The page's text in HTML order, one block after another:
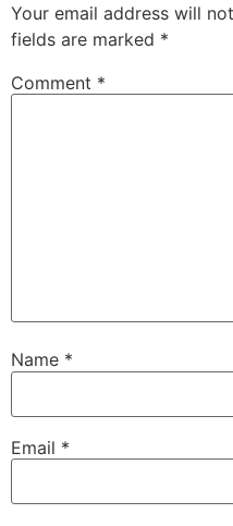
Your email address will
fields are marked *
Comment *
Name *
Email *